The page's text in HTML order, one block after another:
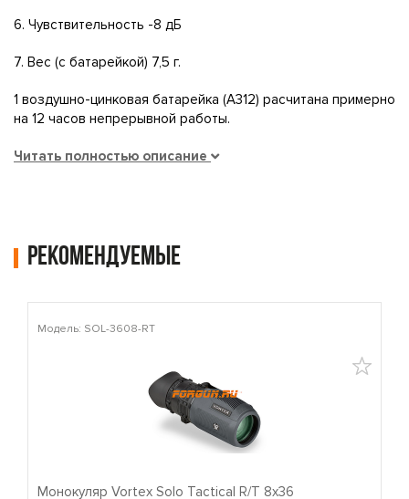
6. Чувствительность -8 дБ
7. Вес (с батарейкой) 7,5 г.
1 воздушно-цинковая батарейка (А312) расчитана примерно
на 12 часов непрерывной работы.
Читать полностью описание
Рекомендуемые
Модель: SOL-3608-RT
Монокуляр Vortex Solo Tactical R/T 8x36